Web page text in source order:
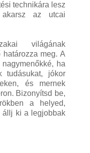
technikára lesz
az utcai
világának
határozza meg. A
ha
tudásukat, jókor
és mernek
Bizonyítsd be,
a helyed,
állj ki a legjobbak